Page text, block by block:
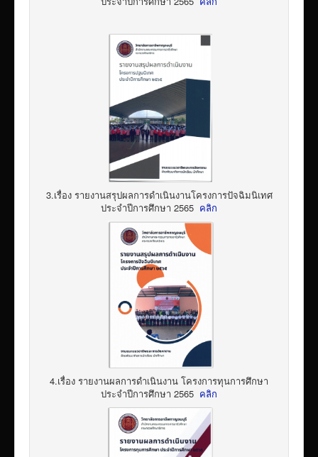
3.เรื่อง รายงานสรุปผลการดำเนินงานโครงการปัจฉิมนิเทศ
ประจำปีการศึกษา 2565 คลิก
4.เรื่อง รายงานผลการดำเนินงาน โครงการทุนการศึกษา
ประจำปีการศึกษา 2565 คลิก